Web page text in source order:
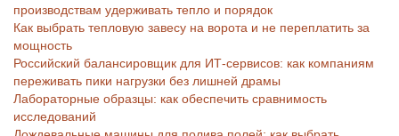
производствам удерживать тепло и порядок
Как выбрать тепловую завесу на ворота и не переплатить за
мощность
Российский балансировщик для ИТ-сервисов: как компаниям
переживать пики нагрузки без лишней драмы
Лабораторные образцы: как обеспечить сравнимость
исследований